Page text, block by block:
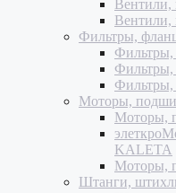
Вентили,
Фильтры,
Моторы,
Моторы,
KALETA
Моторы,
Штанги,